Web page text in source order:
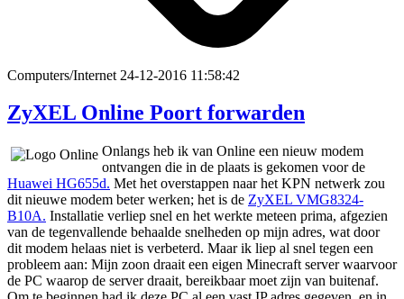
Computers/Internet 24-12-2016 11:58:42
ZyXEL Online Poort forwarden
Onlangs heb ik van Online een nieuw modem
ontvangen die in de plaats is gekomen voor de
Huawei HG655d. Met het overstappen naar het KPN netwerk zou
dit nieuwe modem beter werken; het is de ZyXEL VMG8324-
B10A. Installatie verliep snel en het werkte meteen prima, afgezien
van de tegenvallende behaalde snelheden op mijn adres, wat door
dit modem helaas niet is verbeterd. Maar ik liep al snel tegen een
probleem aan: Mijn zoon draait een eigen Minecraft server waarvoor
de PC waarop de server draait, bereikbaar moet zijn van buitenaf.